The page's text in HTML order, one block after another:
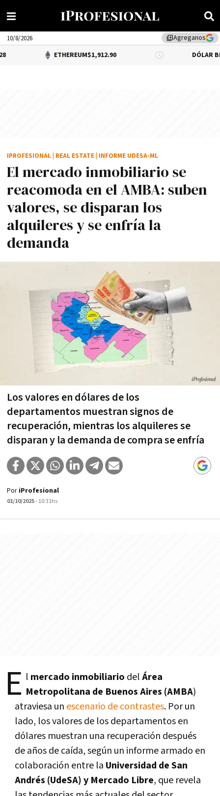
library_addAgreganos
10/8/2026
ETHEREUM $1,912.90 DÓLAR BNA $1,520.00
El mercado inmobiliario se
reacomoda en el AMBA: suben
valores, se disparan los
alquileres y se enfría la
demanda
Los valores en dólares de los
departamentos muestran signos de
recuperación, mientras los alquileres se
disparan y la demanda de compra se enfría
IPROFESIONAL REAL ESTATE INFORME UDESA-ML
Por iProfesional
01/10/2025- 10:31hs
E l mercado inmobiliario delÁrea
Metropolitana de Buenos Aires (AMBA)
atraviesa un escenario de contrastes. Por un
lado, los valores de los departamentos en
dólares muestran una recuperación después
de años de caída, según un informe armado en
colaboración entre la Universidad de San
Andrés (UdeSA) y Mercado Libre, que revela